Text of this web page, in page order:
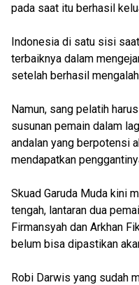
pada saat itu berhasil
Indonesia di satu sisi
terbaiknya dalam
setelah berhasil
Namun, sang pelatih
susunan pemain dalam
andalan yang berpotensi
mendapatkan
Skuad Garuda Muda kini
tengah, lantaran dua
Firmansyah dan Arkhan
belum bisa dipastikan
Robi Darwis yang sudah